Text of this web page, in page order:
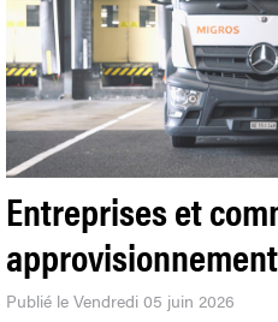
Entreprises et
Publié le Vendredi 05 juin 2026